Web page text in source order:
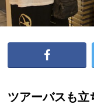
ツアーバスも立